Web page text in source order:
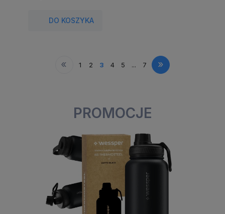
DO KOSZYKA
« 1 2 3 4 5 ... 7 »
PROMOCJE